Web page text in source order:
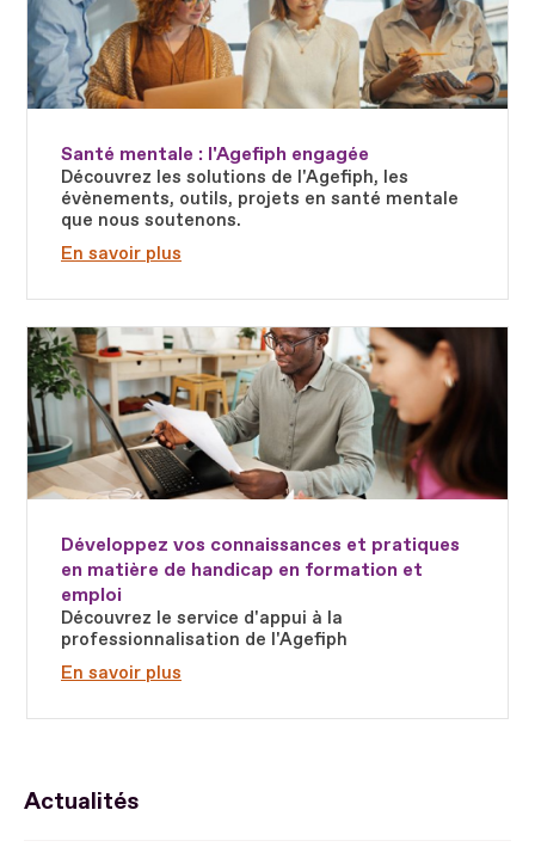
Santé mentale : l'Agefiph engagée
Découvrez les solutions de l'Agefiph, les
évènements, outils, projets en santé mentale
que nous soutenons.
En savoir plus
Développez vos connaissances et pratiques
en matière de handicap en formation et
emploi
Découvrez le service d'appui à la
professionnalisation de l'Agefiph
En savoir plus
Fichier
Actualités